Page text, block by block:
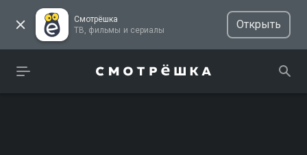
Смотрёшка
ТВ, фильмы и сериалы
Открыть